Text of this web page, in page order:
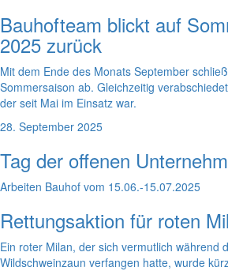
Bauhofteam blickt auf
2025 zurück
Mit dem Ende des Monats September
Sommersaison ab. Gleichzeitig
der seit Mai im Einsatz war.
28. September 2025
Tag der offenen
Arbeiten Bauhof vom 15.06.-15.07.2025
Rettungsaktion für roten
Ein roter Milan, der sich vermutlich während
Wildschweinzaun verfangen hatte, wurde